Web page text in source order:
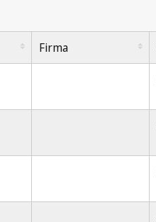
Firma